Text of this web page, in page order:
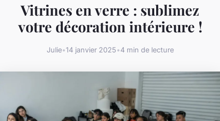
Vitrines en verre : sublimez
votre décoration intérieure !
Julie•14 janvier 2025•4 min de lecture